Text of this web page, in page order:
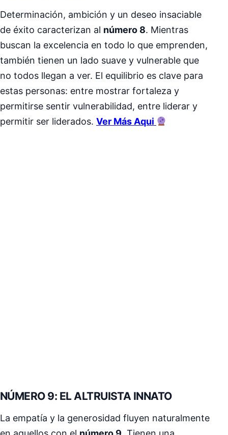
Determinación, ambición y un deseo insaciable
de éxito caracterizan al número 8. Mientras
buscan la excelencia en todo lo que emprenden,
también tienen un lado suave y vulnerable que
no todos llegan a ver. El equilibrio es clave para
estas personas: entre mostrar fortaleza y
permitirse sentir vulnerabilidad, entre liderar y
permitir ser liderados. Ver Más Aqui
NÚMERO 9: EL ALTRUISTA INNATO
La empatía y la generosidad fluyen naturalmente